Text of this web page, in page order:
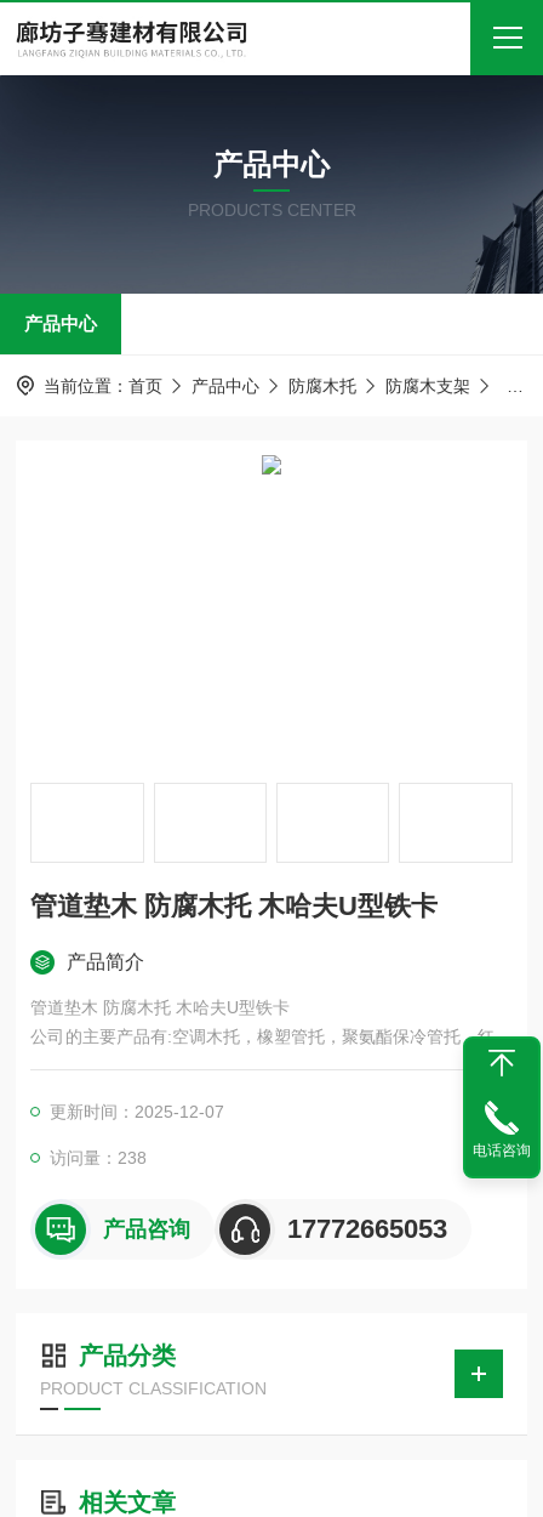
关于我们
产品中心
在线留言
产品中心
PRODUCTS CENTER
产品中心
当前位置： 首页 产品中心 防腐木托 防腐木支架
管道垫木 防腐木托 木哈夫U型铁卡
产品简介
管道垫木 防腐木托 木哈夫U型铁卡
公司的主要产品有:空调木托，橡塑管托，聚氨酯保冷管托，红松
木块,红松垫木,隔冷木块,支撑木块,保冷木块,保冷垫木,红松木保
螺栓管夹等 .欢迎广大客户及各界朋友来我公司莅临指导!
更新时间：2025-12-07
访问量：238
产品咨询 17772665053
产品分类
PRODUCT CLASSIFICATION
相关文章
电话咨询